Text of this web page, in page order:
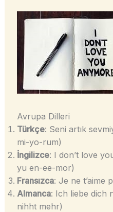
Avrupa Dilleri
Türkçe: Seni artık
mi-yo-rum)
İngilizce: I don’t love
yu en-ee-mor)
Fransızca: Je ne t’aime
Almanca: Ich liebe dich
nihht mehr)